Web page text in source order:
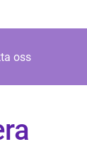
oss